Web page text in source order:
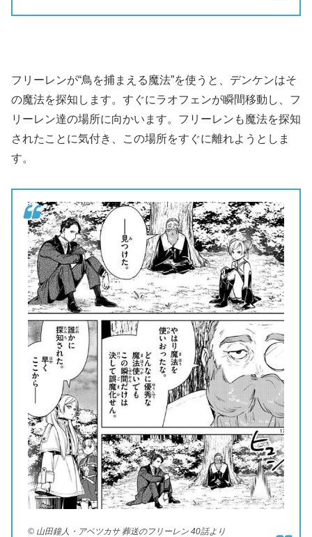
フリーレンが“鳥を捕まえる魔法”を使うと、デンケンはそ
の魔法を探知します。すぐにラオフェンが瞬間移動し、フ
リーレン達の場所に向かいます。フリーレンも魔法を探知
されたことに気付き、この場所をすぐに離れようとしま
す。
© 山田鐘人・アベツカサ 葬送のフリーレン 40話より